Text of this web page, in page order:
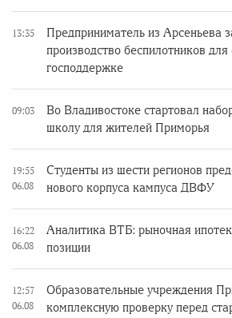
13:35
Предприниматель из Арсеньева
производство беспилотников для
господдержке
09:03
Во Владивостоке стартовал
школу для жителей Приморья
19:55
06.08
Студенты из шести регионов
нового корпуса кампуса ДВФУ
16:22
06.08
Аналитика ВТБ: рыночная
позиции
12:57
06.08
Образовательные учреждения
комплексную проверку перед